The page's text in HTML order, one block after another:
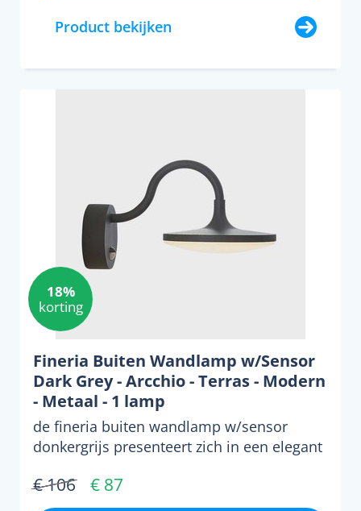
Product bekijken
18%
korting
Fineria Buiten Wandlamp w/Sensor
Dark Grey - Arcchio - Terras - Modern
- Metaal - 1 lamp
de fineria buiten wandlamp w/sensor
donkergrijs presenteert zich in een elegant
€ 106 € 87